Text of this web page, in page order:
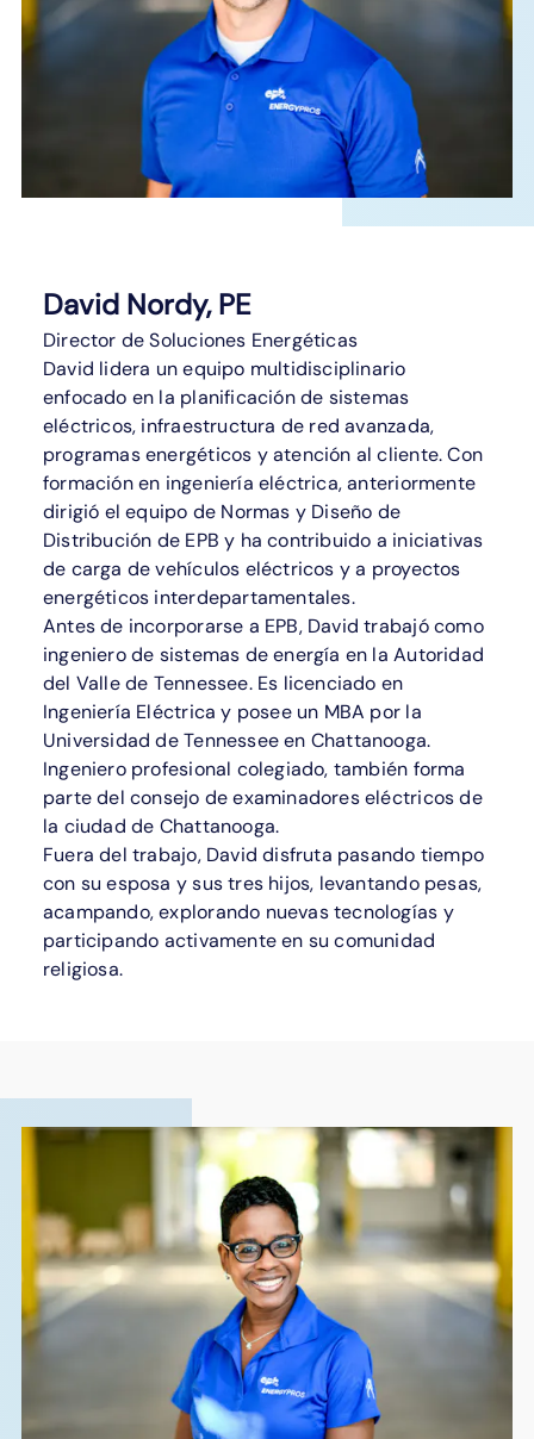
David Nordy, PE
Director de Soluciones Energéticas
David lidera un equipo multidisciplinario
enfocado en la planificación de sistemas
eléctricos, infraestructura de red avanzada,
programas energéticos y atención al cliente. Con
formación en ingeniería eléctrica, anteriormente
dirigió el equipo de Normas y Diseño de
Distribución de EPB y ha contribuido a iniciativas
de carga de vehículos eléctricos y a proyectos
energéticos interdepartamentales.
Antes de incorporarse a EPB, David trabajó como
ingeniero de sistemas de energía en la Autoridad
del Valle de Tennessee. Es licenciado en
Ingeniería Eléctrica y posee un MBA por la
Universidad de Tennessee en Chattanooga.
Ingeniero profesional colegiado, también forma
parte del consejo de examinadores eléctricos de
la ciudad de Chattanooga.
Fuera del trabajo, David disfruta pasando tiempo
con su esposa y sus tres hijos, levantando pesas,
acampando, explorando nuevas tecnologías y
participando activamente en su comunidad
religiosa.